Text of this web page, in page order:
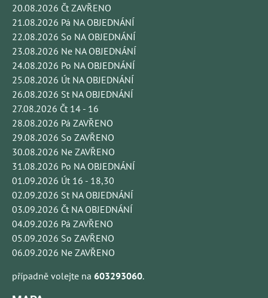
20.08.2026 Čt ZAVŘENO
21.08.2026 Pá NA OBJEDNÁNÍ
22.08.2026 So NA OBJEDNÁNÍ
23.08.2026 Ne NA OBJEDNÁNÍ
24.08.2026 Po NA OBJEDNÁNÍ
25.08.2026 Út NA OBJEDNÁNÍ
26.08.2026 St NA OBJEDNÁNÍ
27.08.2026 Čt 14 - 16
28.08.2026 Pá ZAVŘENO
29.08.2026 So ZAVŘENO
30.08.2026 Ne ZAVŘENO
31.08.2026 Po NA OBJEDNÁNÍ
01.09.2026 Út 16 - 18,30
02.09.2026 St NA OBJEDNÁNÍ
03.09.2026 Čt NA OBJEDNÁNÍ
04.09.2026 Pá ZAVŘENO
05.09.2026 So ZAVŘENO
06.09.2026 Ne ZAVŘENO
případně volejte na 603293060.